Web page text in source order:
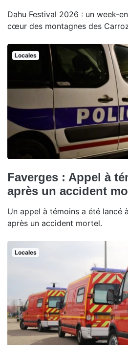
Dahu Festival 2026 : un week-
cœur des montagnes des
Locales
Faverges : Appel à
après un accident
Un appel à témoins a été lancé
après un accident mortel.
Locales